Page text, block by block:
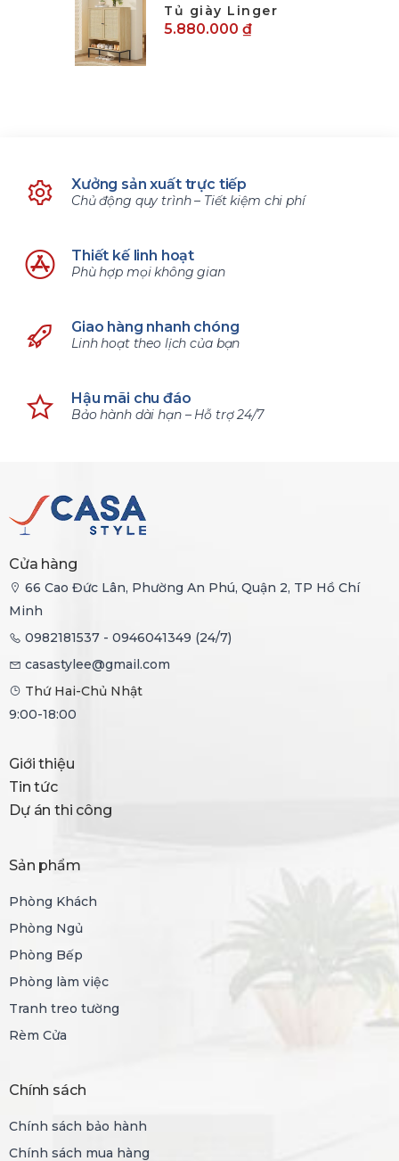
Tủ giày Linger
5.880.000 ₫
Xưởng sản xuất trực tiếp
Chủ động quy trình – Tiết kiệm chi phí
Thiết kế linh hoạt
Phù hợp mọi không gian
Giao hàng nhanh chóng
Linh hoạt theo lịch của bạn
Hậu mãi chu đáo
Bảo hành dài hạn – Hỗ trợ 24/7
Cửa hàng
66 Cao Đức Lân, Phường An Phú, Quận 2, TP Hồ Chí
Minh
0982181537 - 0946041349 (24/7)
casastylee@gmail.com
Thứ Hai-Chủ Nhật
9:00-18:00
Giới thiệu
Tin tức
Dự án thi công
Sản phẩm
Phòng Khách
Phòng Ngủ
Phòng Bếp
Phòng làm việc
Tranh treo tường
Rèm Cửa
Chính sách
Chính sách bảo hành
Chính sách mua hàng